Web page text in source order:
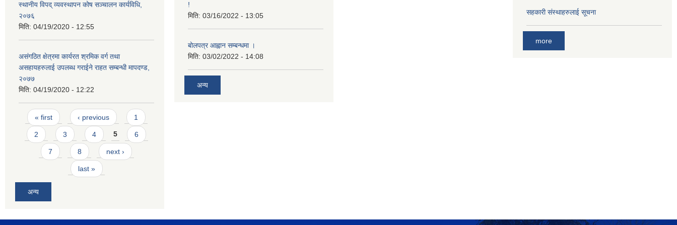
स्थानीय विपद् व्यवस्थापन कोष सञ्चालन कार्यविधि,
२०७६
मिति: 04/19/2020 - 12:55
असंगठित क्षेत्रमा कार्यरत श्रमिक वर्ग तथा
असहायहरुलाई उपलब्ध गराईने राहत सम्बन्धी मापदण्ड,
२०७७
मिति: 04/19/2020 - 12:22
Pages
« first ‹ previous 1
2 3 4 5 6
7 8 next ›
last »
अन्य
!
मिति: 03/16/2022 - 13:05
बोलपत्र आह्वान सम्बन्धमा ।
मिति: 03/02/2022 - 14:08
अन्य
सहकारी संस्थाहरुलाई सूचना
more